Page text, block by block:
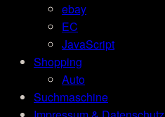
ebay
EC
JavaScript
Shopping
Auto
Suchmaschine